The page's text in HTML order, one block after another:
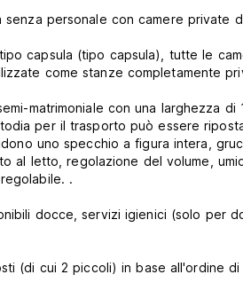
senza personale con camere
capsula (tipo capsula), tutte le
come stanze completamente
matrimoniale con una larghezza
per il trasporto può essere
uno specchio a figura intera,
al letto, regolazione del volume,
.
docce, servizi igienici (solo per
(di cui 2 piccoli) in base all'ordine di